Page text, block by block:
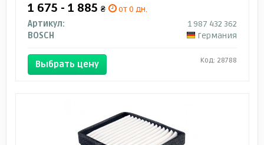
1 675 - 1 885 ₴
от 0 дн.
Артикул:
1 987 432 362
BOSCH
Германия
Выбрать цену Код: 28788